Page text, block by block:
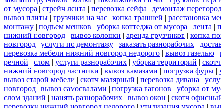
от мусора | стрейч лента | перевозка сейфа | демонтаж
вывоз плиты | грузчики на час | копка траншей | расстановка
монтажу | подъем мешков | уборка коттеджа от мусора | лента |
нижний новгород | вывоз колонки | аренда грузчиков | копка
новгород | услуги по демонтажу | заказать разнорабочих |
перевозка мебели нижний новгород недорого | вывоз газелью |
речной | слом | услуги разнорабочих | уборка территорий | скотч
нижний новгород частники | вывоз камазами | погрузка фуры |
вывоз старой мебели | скотч малярный | перевозка дивана |
новгород | вывоз самосвалами | погрузка вагонов | уборка от
слом зданий | нанять разнорабочих | вывоз окон | скотч